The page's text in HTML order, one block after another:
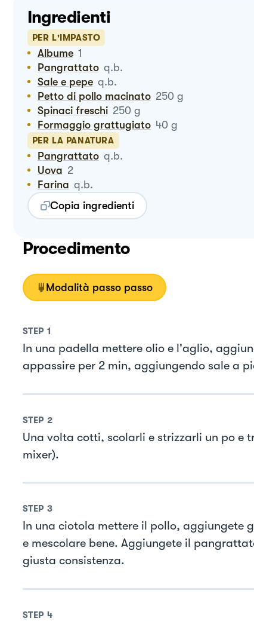
Ingredienti
PER L'IMPASTO
Albume 1
Pangrattato q.b.
Sale e pepe q.b.
Petto di pollo macinato 250 g
Spinaci freschi 250 g
Formaggio grattugiato 40 g
PER LA PANATURA
Pangrattato q.b.
Uova 2
Farina q.b.
Copia ingredienti
Procedimento
Modalità passo passo
STEP 1
In una padella mettere olio e l'aglio,
appassire per 2 min, aggiungendo sale a
STEP 2
Una volta cotti, scolarli e strizzarli un po e
mixer).
STEP 3
In una ciotola mettere il pollo, aggiungete
e mescolare bene. Aggiungete il
giusta consistenza.
STEP 4